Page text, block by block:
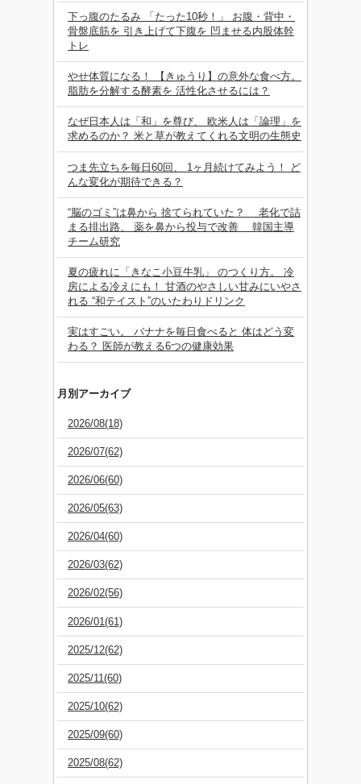
下っ腹のたるみ 「たった10秒！」 お腹・背中・
骨盤底筋を 引き上げて下腹を 凹ませる内股体幹
トレ
やせ体質になる！ 【きゅうり】の意外な食べ方。
脂肪を分解する酵素を 活性化させるには？
なぜ日本人は「和」を尊び、 欧米人は「論理」を
求めるのか？ 米と草が教えてくれる文明の生態史
つま先立ちを毎日60回、 1ヶ月続けてみよう！ ど
んな変化が期待できる？
“脳のゴミ”は鼻から 捨てられていた？ 老化で詰
まる排出路、 薬を鼻から投与で改善 韓国主導
チーム研究
夏の疲れに「きなこ小豆牛乳」 のつくり方。 冷
房による冷えにも！ 甘酒のやさしい甘みにいやさ
れる “和テイスト”のいたわりドリンク
実はすごい。 バナナを毎日食べると 体はどう変
わる？ 医師が教える6つの健康効果
月別アーカイブ
2026/08(18)
2026/07(62)
2026/06(60)
2026/05(63)
2026/04(60)
2026/03(62)
2026/02(56)
2026/01(61)
2025/12(62)
2025/11(60)
2025/10(62)
2025/09(60)
2025/08(62)